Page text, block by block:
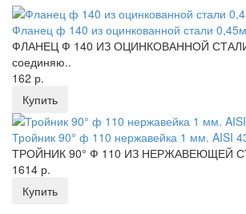
Фланец ф 140 из оцинкованной стали
ФЛАНЕЦ Ф 140 ИЗ ОЦИНКОВАННОЙ
соединяю..
162 р.
Купить
Тройник 90° ф 110 нержавейка 1 мм. AISI
ТРОЙНИК 90° Ф 110 ИЗ НЕРЖАВЕЮЩЕЙ
1614 р.
Купить